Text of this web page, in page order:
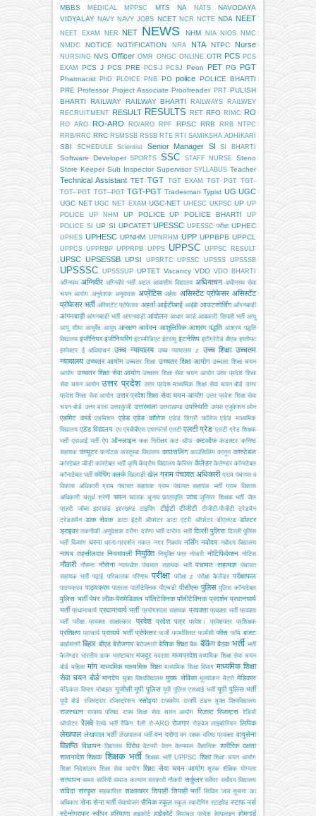
MBBS
MEDICAL MPPSC MTS NA NATS
NAVODAYA
VIDYALAY NAVY NAVY JOBS NCET NCR NCTE NDA NEET
NEET EXAM NER NET NEWS NHM NIA NIOS
NMC
NMDC
NOTICE NOTIFICATION NRA NTA NTPC Nurse
NURSING NVS Officer OMR ONGC ONLINE OTR PCS PCS
EXAM
PCS J PCS PRE PCS-J PCSJ Peon PET PG PGT
Pharmacist PhD PLOICE PNB PO police POLICE BHARTI
PRE Professor Project Associate Proofreader PRT PULISH
BHARTI
RAILWAY RAILWAY BHARTI RAILWAYS
RAILWEY
RECRUITMENT RESULT RESULTS RET RFO RIMC RO
RO ARO RO-ARO RO/ARO RPF RPSC RRB
RRB NTPC
RRB/RRC RRC RSMSSB RSSB RTE RTI SAMIKSHA ADHIKARI
SBI SCHEDULE Scientist Senior Manager SI SI BHARTI
Software Developer SPORTS SSC STAFF NURSE
Steno
Store Keeper Sub Inspector Supervisor SYLLABUS Teacher
Technical Assistant TET TGT TGT EXAM TGT PGT TGT-
TGT- PGT TGT--PGT TGT-PGT Tradesman Typist UG UGC
UGC NET UGC NET EXAM UGC-NET UHESC UKPSC UP UP
POLICE
UP NHM UP POLICE UP POLICE BHARTI
UP
POLICE SI
UP SI UPCATET UPESSC UPESSC परीक्षा UPHEC
UPHES UPHESC UPNHM UPNRHM UPP UPPBPB UPPCL
UPPCS UPPRBP UPPRPB UPPS UPPSC UPPSC RESULT
UPSC UPSESSB UPSI UPSRTC UPSSC UPSSS UPSSSB
UPSSSC UPSSSUP UPTET Vacancy VDO VDO BHARTI
अग्निपथ अग्निवीर अग्निवीर भर्ती अटल आवासीय विद्यालय अधियाचन अधीनस्थ सेवा
चयन आयोग अनुदेशक अनुवादक अप्रेंटिस अर्हता असिस्टेंट प्रोफेसर असिस्टेंट
प्रोफेसर भर्ती अस्सिटेंट प्रोफेसर अहर्ता आईटीआई आईबी आउटसोर्सिंग आँगनबाड़ी
आंगनबाड़ी आंगनबाड़ी भर्ती आंगनवाड़ी आंदोलन आधार कार्ड आबकारी सिपाही भर्ती आयु
आयु सीमा आयुर्वेद आयुष आरक्षण आवेदन आशुलिपिक आश्रम पद्धति आश्रम पद्धति
विद्यालय इंजीनियर इंजीनियरिंग इंटरमीडिएट इंटरव्यू इंटर्नशिप इंटीग्रेटेड बीएड इस्तीफा
इंस्पेक्टर ई अधियाचन उच्च न्यायालय उच्च न्यायालय z उच्च शिक्षा उच्चतम
न्यायालय उच्चतर आयोग उच्चतर शिक्षा उच्चतर शिक्षा आयोग उच्चतर शिक्षा चयन
आयोग उच्चतर शिक्षा सेवा आयोग उच्चतर शिक्षा सेवा चयन आयोग उतर प्रदेश शिक्षा
सेवा चयन आयोग उत्तर प्रदेश उत्तर प्रदेश माध्यमिक शिक्षा सेवा चयन बोर्ड उत्तर
प्रदेश शिक्षा सेवा आयोग उत्तर प्रदेश शिक्षा सेवा चयन आयोग उत्तर प्रदेश शिक्षा सेवा
चयन बोर्ड उत्तर माला उत्तरकुंजी उत्तरमाला उत्तराखण्ड उपस्थिति उप्पस एजूकेशन लोन
एडमिट कार्ड एडमिशन एडेड एडेड कॉलेज एडेड डिग्री कॉलेज एडेड माध्यमिक
विद्यालय एडेड विद्यालय एप एमबीबीएस एयरफोर्स एलटी एलटी ग्रेड एलटी ग्रेड शिक्षक
भर्ती एसआई भर्ती ऐप ऑनलाइन कक्ष निरीक्षण कट ऑफ कटऑफ कंडक्टर कनिष्ठ
सहायक कंप्यूटर कर्नाटक कस्तूरबा विद्यालय काउंसलिंग काउंसिलिंग कानून कांस्टेबल
कांस्टेबल जीडी कांस्टेबल भर्ती कृषि केंद्रीय विद्यालय कैरियर कैलेंडर कैलेण्डर कॉन्स्टेबल
कॉन्स्टेबल भर्ती कोचिंग क्लर्क खिलाड़ी खेल ग्राम पंचायत अधिकारी ग्राम पंचायत व
विकास अधिकारी ग्राम पंचायत सहायक ग्राम पंचायत सहायक भर्ती ग्राम विकास
अधिकारी चतुर्थ श्रेणी चयन चालक चुनाव छात्रवृत्ति जांच जूनियर शिक्षक भर्ती जेल
प्रहरी
जॉब्स झारखंड झारखण्ड टाइपिंग टीईटी टीजीटी टीजीटी-पीजीटी
ट्रेडमैन
ट्रेडसमैन डाक सेवक डाटा इंट्री ऑपरेटर डाटा एंट्री ऑपरेटर डीएलएड डॉक्टर
ड्राइवर तकनीकी अनुदेशक दरोगा दरोगा भर्ती दारोगा भर्ती दिल्ली पुलिस दिल्ली पुलिस
भर्ती दिव्यांग धरना धरना-प्रदर्शन नकल नगर निकाय नर्सिंग नवोदय नवोदय विद्यालय
नायब तहसीलदार नियमावली नियुक्ति नियुक्ति पत्र नोकरी नोटिफिकेशन नोटिस
नौकरी नौसना नौसेना न्यायधीश पंचयात सहायक भर्ती पंचायत सहायक पंचायत
सहायक भर्ती पढ़ाई परिचालक परिणाम परीक्षा परीक्षा z परीक्षा कैलेंडर परीक्षाफल
पाठयक्रम पाठ्यक्रम पात्रता पालीटेक्निक पीएचडी पीसीएस पुलिस पुलिस कॉन्स्टेबल
पुलिस भर्ती पेपर लीक पैरामेडिकल पॉलिटेक्निक पॉलीटेक्निक प्रदर्शन प्रधानचार्य
भर्ती प्रधानाचार्य प्रधानाचार्य भर्ती प्रयोगशाला सहायक प्रवक्ता प्रवक्ता भर्ती प्रवक्ता
भर्ती परीक्षा
प्रवक्ता साक्षात्कार प्रवेश प्रवेश पत्र प्रवेश। प्रवेशपत्र प्रशिक्षक
प्रशिक्षण प्राचार्य प्राचार्य भर्ती प्रोफेसर फर्जी फार्मासिस्ट फार्मेसी फीस फॉर्म बजट
बर्खास्तगी बिहार बीएड बेरोजगार बेरोजगारी बेसिक शिक्षा बैंक बैंकिंग बैठक भर्ती भर्ती
कैलेण्डर भारतीय डाक भ्रष्टाचार मजदूर मदरसा मध्यप्रदेश मध्यमिक शिक्षा सेवा चयन
बोर्ड महिला मांग माध्यमिक माध्यमिक शिक्षा माध्यमिक शिक्षा विभाग माध्यमिक शिक्षा
सेवा चयन बोर्ड मानदेय मुक्त विश्वविद्यालय मुख्य सेविका मूल्यांकन मेट्रो मेडिकल
मेडिकल विभाग मोबाइल यूजीसी यूपी पुलिस यूपी पुलिस एसआई भर्ती यूपी पुलिस भर्ती
यूपी बोर्ड रजिस्ट्रार रजिस्ट्रेशन रसोइया राजकीय राजर्षि टंडन मुक्त विश्वविद्यालय
राजस्थान राजस्व परिषद राज्य शिक्षा सेवा चयन आयोग रिजल्ट रिजल्ट्स
रेडियो
ऑपरेटर रेलवे रेलवे भर्ती रैंकिंग रैली रो-ARO रोजगार रोडवेज लाइब्रेरियन लिपिक
लेखपाल लेखपाल भर्ती लेखपालज भर्ती वन दरोगा वन रक्षक वरिष्ठ प्रवक्ता वायुसेना
विज्ञप्ति विज्ञापन विद्यालय विरोध वेटनरी वेतन वेतनमान वैज्ञानिक
शारीरिक दक्षता
शासनादेश शिक्षक शिक्षक भर्ती शिक्षक भर्ती UPPSC शिक्षा शिक्षा चयन आयोग
शिक्षा निदेशालय शिक्षा सेवा आयोग शिक्षा सेवा चयन आयोग शुल्क शैक्षिक योग्यता
सत्यापन समय सारिणी समाज कल्याण सरकारी नौकरी सर्कुलर सर्वेयर सर्वोदय विद्यालय
संविदा संस्कृत सहकारिता साक्षात्कार सिपाही सिपाही भर्ती सिविल जज सूचना का
अधिकार सेना सेना भर्ती सेवायोजन सैनिक स्कूल स्कूल स्क्रीनिंग स्टाइपेंड स्टाफ नर्स
स्टेनोग्राफर स्वीपर हरियाणा हाइकोर्ट हाईकोर्ट हिमांचल प्रदेश हेल्पलाइन होमगार्ड